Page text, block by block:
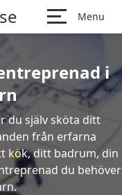
Menu
i
du själv sköta ditt
från erfarna
kök, ditt badrum, din
du behöver